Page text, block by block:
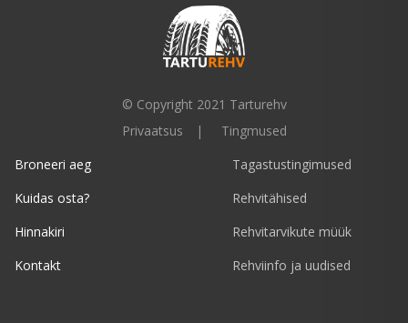
© Copyright 2021 Tarturehv
Privaatsus
Tingmused
Broneeri aeg
Kuidas osta?
Hinnakiri
Kontakt
Tagastustingimused
Rehvitähised
Rehvitarvikute müük
Rehviinfo ja uudised